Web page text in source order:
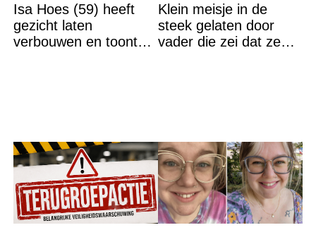
Isa Hoes (59) heeft
gezicht laten
verbouwen en toont
Klein meisje in de
steek gelaten door
vader die zei dat ze